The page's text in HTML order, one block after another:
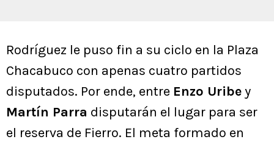
Rodríguez le puso fin a su ciclo en la Plaza
Chacabuco con apenas cuatro partidos
disputados. Por ende, entre Enzo Uribey
Martín Parra disputarán el lugar para ser
el reserva de Fierro. El meta formado en